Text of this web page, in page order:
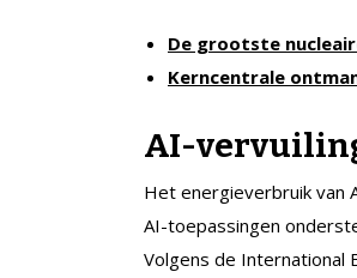
De grootste
Kerncentrale
AI-
Het energieverbruik van
AI-toepassingen
Volgens de International